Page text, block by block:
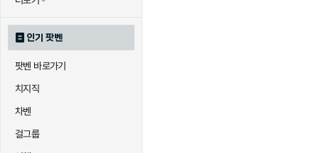
인기 팟벤
팟벤 바로가기
치지직
차벤
걸그룹